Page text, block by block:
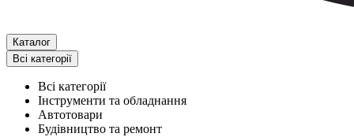
Каталог
Всі категорії
Всі категорії
Інструменти та обладнання
Автотовари
Будівництво та ремонт